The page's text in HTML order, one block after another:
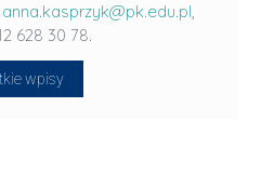
anna.kasprzyk@pk.edu.pl,
628 30 78.
wpisy